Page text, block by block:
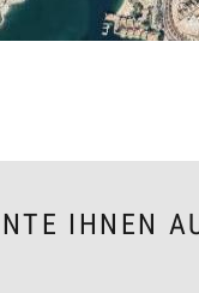
IHNEN